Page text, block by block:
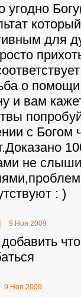
угодно
для
о помощи
и вам
с Богом
не
: )
9 Ноя 2009
9 Ноя 2009